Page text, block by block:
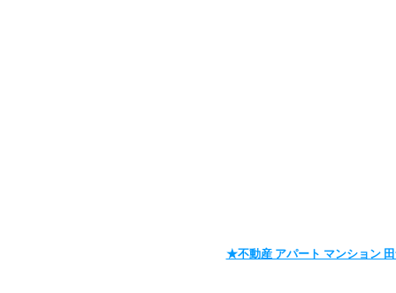
★不動産 アパート マンション